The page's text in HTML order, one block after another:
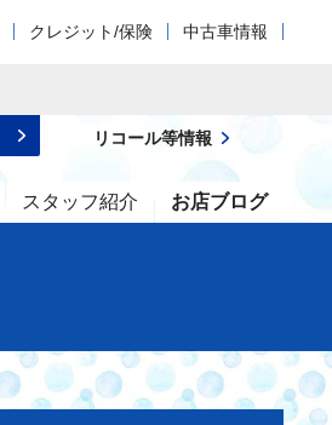
クレジット/保険 中古車情報
スタッフ紹介 お店ブログ
リコール等情報